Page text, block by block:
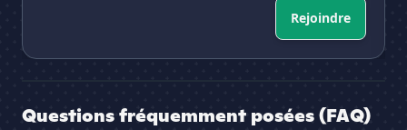
Rejoindre
Questions fréquemment posées (FAQ)